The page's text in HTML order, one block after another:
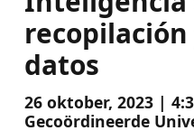
datos
26 oktober, 2023 |
Gecoördineerde